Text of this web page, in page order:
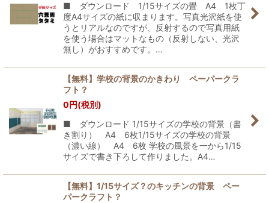
■ ダウンロード 1/15サイズの畳 A4 1枚丁
度A4サイズの紙に収まります。写真光沢紙を使
うとリアルなのですが、反射するので写真用紙
を使う場合はマットなもの（反射しない、光沢
無し）がおすすめです。…
【無料】学校の背景のかきわり ペーパークラ
フト？
0円(税別)
■ ダウンロード 1/15サイズの学校の背景（書
き割り） A4 6枚1/15サイズの学校の背景
（濃い線） A4 6枚 学校の風景を一から1/15
サイズで書き下ろして作りました。A4…
【無料】1/15サイズ？のキッチンの背景 ペー
パークラフト？